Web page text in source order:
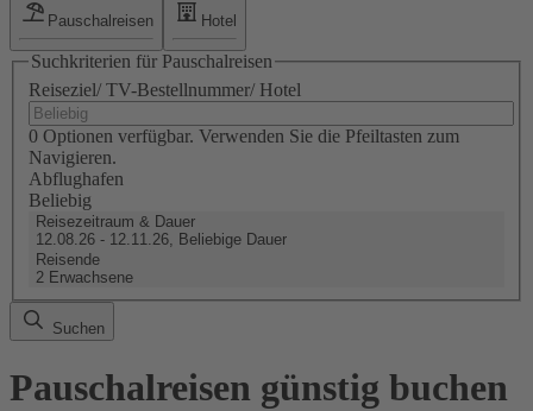
Pauschalreisen Hotel
Suchkriterien für Pauschalreisen
Reiseziel/ TV-Bestellnummer/ Hotel
0 Optionen verfügbar. Verwenden Sie die Pfeiltasten zum
Navigieren.
Abflughafen
Beliebig
Reisezeitraum & Dauer
12.08.26 - 12.11.26, Beliebige Dauer
Reisende
2 Erwachsene
Suchen
Pauschalreisen günstig buchen